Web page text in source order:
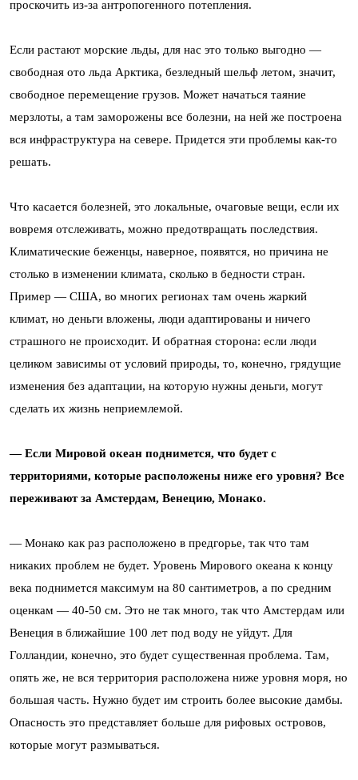
проскочить из-за антропогенного потепления.
Если растают морские льды, для нас это только выгодно —
свободная ото льда Арктика, безледный шельф летом, значит,
свободное перемещение грузов. Может начаться таяние
мерзлоты, а там заморожены все болезни, на ней же построена
вся инфраструктура на севере. Придется эти проблемы как-то
решать.
Что касается болезней, это локальные, очаговые вещи, если их
вовремя отслеживать, можно предотвращать последствия.
Климатические беженцы, наверное, появятся, но причина не
столько в изменении климата, сколько в бедности стран.
Пример — США, во многих регионах там очень жаркий
климат, но деньги вложены, люди адаптированы и ничего
страшного не происходит. И обратная сторона: если люди
целиком зависимы от условий природы, то, конечно, грядущие
изменения без адаптации, на которую нужны деньги, могут
сделать их жизнь неприемлемой.
— Если Мировой океан поднимется, что будет с
территориями, которые расположены ниже его уровня? Все
переживают за Амстердам, Венецию, Монако.
— Монако как раз расположено в предгорье, так что там
никаких проблем не будет. Уровень Мирового океана к концу
века поднимется максимум на 80 сантиметров, а по средним
оценкам — 40-50 см. Это не так много, так что Амстердам или
Венеция в ближайшие 100 лет под воду не уйдут. Для
Голландии, конечно, это будет существенная проблема. Там,
опять же, не вся территория расположена ниже уровня моря, но
большая часть. Нужно будет им строить более высокие дамбы.
Опасность это представляет больше для рифовых островов,
которые могут размываться.